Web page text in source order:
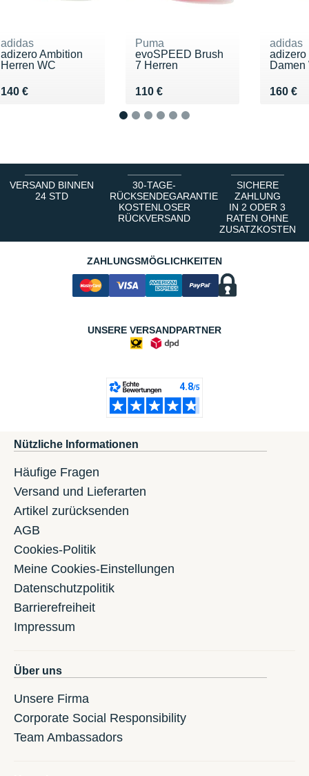
adidas
adizero Ambition
Herren WC
140 €
Vendu 140 €
Puma
evoSPEED Brush
7 Herren
110 €
Vendu 110 €
adidas
adizero
Damen
160 €
Vendu
VERSAND BINNEN
24 STD
30-TAGE-
RÜCKSENDEGARANTIE
KOSTENLOSER
RÜCKVERSAND
SICHERE
ZAHLUNG
IN 2 ODER 3
RATEN OHNE
ZUSATZKOSTEN
ZAHLUNGSMÖGLICHKEITEN
UNSERE VERSANDPARTNER
Nützliche Informationen
Häufige Fragen
Versand und Lieferarten
Artikel zurücksenden
AGB
Cookies-Politik
Meine Cookies-Einstellungen
Datenschutzpolitik
Barrierefreiheit
Impressum
Über uns
Unsere Firma
Corporate Social Responsibility
Team Ambassadors